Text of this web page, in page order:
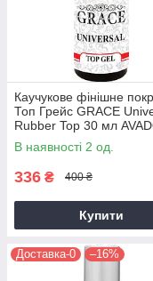
Каучукове фінішне
Топ Грейс GRACE
Rubber Top 30 мл
В наявності 2 од.
336 ₴ 400 ₴
Купити
Доставка-0 –16%